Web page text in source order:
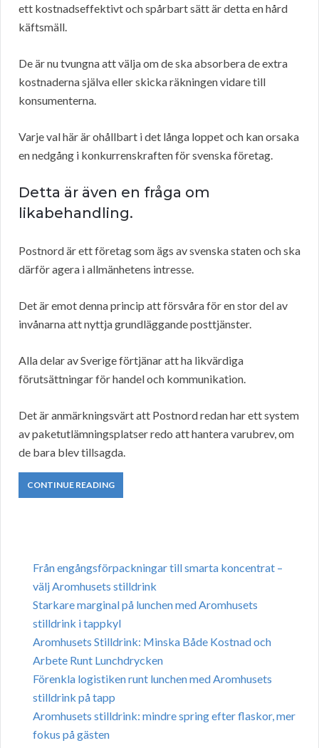
ett kostnadseffektivt och spårbart sätt är detta en hård
käftsmäll.
De är nu tvungna att välja om de ska absorbera de extra
kostnaderna själva eller skicka räkningen vidare till
konsumenterna.
Varje val här är ohållbart i det långa loppet och kan orsaka
en nedgång i konkurrenskraften för svenska företag.
Detta är även en fråga om
likabehandling.
Postnord är ett företag som ägs av svenska staten och ska
därför agera i allmänhetens intresse.
Det är emot denna princip att försvåra för en stor del av
invånarna att nyttja grundläggande posttjänster.
Alla delar av Sverige förtjänar att ha likvärdiga
förutsättningar för handel och kommunikation.
Det är anmärkningsvärt att Postnord redan har ett system
av paketutlämningsplatser redo att hantera varubrev, om
de bara blev tillsagda.
CONTINUE READING
Från engångsförpackningar till smarta koncentrat –
välj Aromhusets stilldrink
Starkare marginal på lunchen med Aromhusets
stilldrink i tappkyl
Aromhusets Stilldrink: Minska Både Kostnad och
Arbete Runt Lunchdrycken
Förenkla logistiken runt lunchen med Aromhusets
stilldrink på tapp
Aromhusets stilldrink: mindre spring efter flaskor, mer
fokus på gästen